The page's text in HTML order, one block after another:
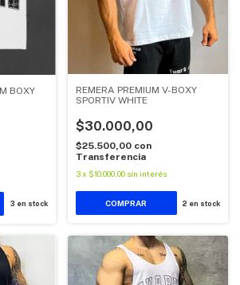
BOXY
3 en stock
REMERA PREMIUM V-BOXY
SPORTIV WHITE
$30.000,00
$25.500,00 con
Transferencia
3 x $10.000,00 sin interés
COMPRAR 2 en stock